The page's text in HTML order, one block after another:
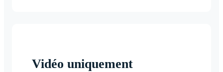
Vidéo uniquement